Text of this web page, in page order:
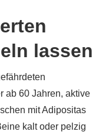
lassen
ab 60 Jahren, aktive
mit Adipositas
kalt oder pelzig